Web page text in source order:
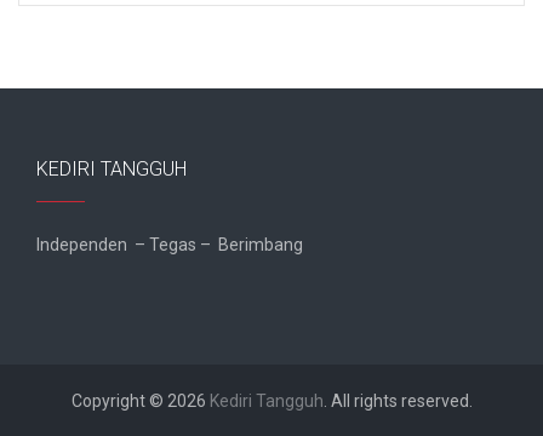
KEDIRI TANGGUH
Independen – Tegas – Berimbang
Copyright © 2026 Kediri Tangguh . All rights reserved.